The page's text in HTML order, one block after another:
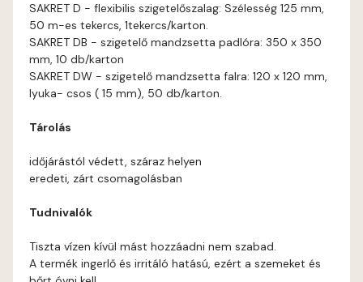
SAKRET D - flexibilis szigetelőszalag: Szélesség 125 mm,
50 m-es tekercs, 1tekercs/karton.
SAKRET DB - szigetelő mandzsetta padlóra: 350 x 350
mm, 10 db/karton
SAKRET DW - szigetelő mandzsetta falra: 120 x 120 mm,
lyuka- csos ( 15 mm), 50 db/karton.
Tárolás
időjárástól védett, száraz helyen
eredeti, zárt csomagolásban
Tudnivalók
Tiszta vízen kívül mást hozzáadni nem szabad.
A termék ingerlő és irritáló hatású, ezért a szemeket és